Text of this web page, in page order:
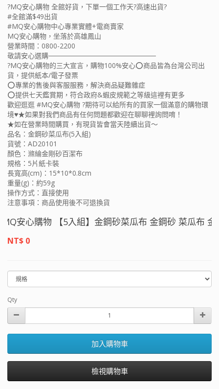
?MQ安心購物 全館好貨，下單一個工作天?高速出貨?
#全館滿$49出貨
#MQ安心購物中心專業實體+電商賣家
MQ安心購物，坐落於高雄鳳山
營業時間：0800-2200
敬請安心選購──────────────────────
?MQ安心購物的三大宣言，購物100%安心⭕️商品皆為台灣公司出
貨，提供紙本/電子發票
⭕️專業的售後與客服服務，解決商品疑難雜症
⭕️提供七天鑑賞期，符合政府&蝦皮規範之等級這裡有更多
歡迎逛逛 #MQ安心購物 ?期待可以給所有的買家一個滿意的購物環
境♥★如果對我們商品有任何問題都歡迎在聊聊裡詢問唷！
★如在營業時間購買，有現貨皆會當天陸續出貨～
品名：金鋼砂菜瓜布(5入組)
貨號：AD20101
顏色：滌綸金剛砂百潔布
規格：5片紙卡裝
長寬高(cm)：15*10*0.8cm
重量(g)：約59g
操作方式：直接使用
注意事項：商品使用後不可退換貨
安心購物 【5入組】金鋼砂菜瓜布 金鋼砂 菜瓜布 金
NT$ 0
Qty
加入購物車
檢視購物車